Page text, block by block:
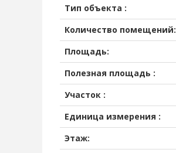
Тип объекта :
Количество помещений:
Площадь:
Полезная площадь :
Участок :
Единица измерения :
Этаж: